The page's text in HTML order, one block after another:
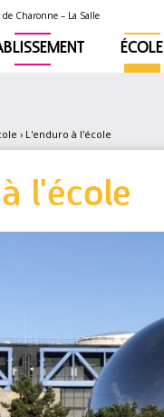
ÉCOLE
› L'enduro à l'école
l'école